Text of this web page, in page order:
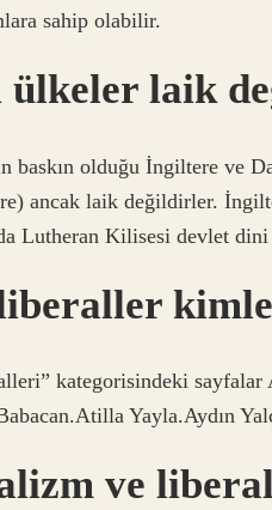
sahip olabilir.
ülkeler laik
baskın olduğu İngiltere ve
ancak laik değildirler.
Lutheran Kilisesi devlet dini
kategorisindeki sayfalar
Yayla.Aydın
ve